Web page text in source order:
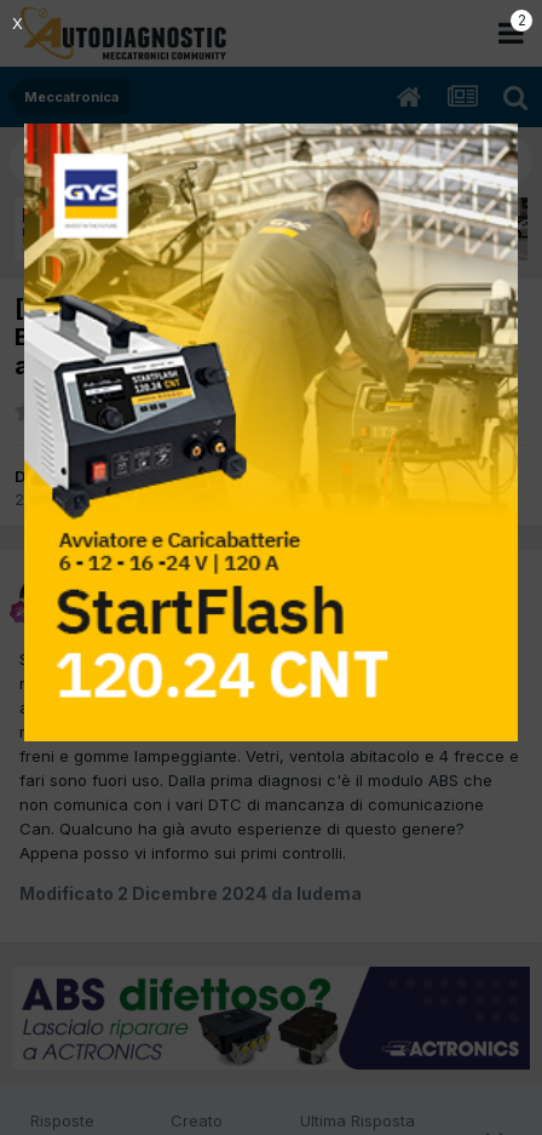
Meccatronica
[OPEL KARL 10/2018 999cc B10XE 55Kw
Bifuel B/Gpl] Quadro rimane acceso insieme
ai servizi
Da ludema
2 Dicembre 2024
Inviato2 Dicembre 2024
Siamo andati a recuperare questa Opel Karl che praticamente
rimane con il quadro semi acceso, tergicristallo anteriore sempre
acceso insieme al terzo stop
regolarmente con spie di vario genere accese, mil, esp, sterzo,
freni e gomme lampeggiante. Vetri, ventola abitacolo e 4 frecce e
fari sono fuori uso. Dalla prima diagnosi c'è il modulo ABS che
non comunica con i vari DTC di mancanza di comunicazione
Can. Qualcuno ha già avuto esperienze di questo genere?
Appena posso vi informo sui primi controlli.
Modificato 2 Dicembre 2024 da ludema
Risposte Creato Ultima Risposta
2
X